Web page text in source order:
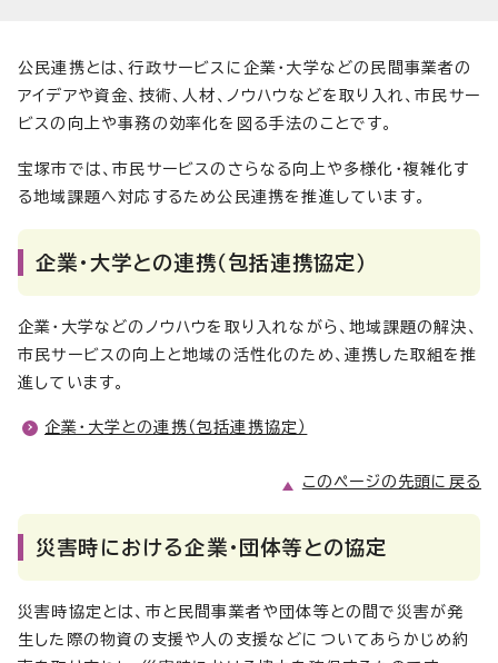
公民連携とは、行政サービスに企業・大学などの民間事業者の
アイデアや資金、技術、人材、ノウハウなどを取り入れ、市民サー
ビスの向上や事務の効率化を図る手法のことです。
宝塚市では、市民サービスのさらなる向上や多様化・複雑化す
る地域課題へ対応するため公民連携を推進しています。
企業・大学との連携（包括連携協定）
企業・大学などのノウハウを取り入れながら、地域課題の解決、
市民サービスの向上と地域の活性化のため、連携した取組を推
進しています。
企業・大学との連携（包括連携協定）
このページの先頭に戻る
災害時における企業・団体等との協定
災害時協定とは、市と民間事業者や団体等との間で災害が発
生した際の物資の支援や人の支援などについてあらかじめ約